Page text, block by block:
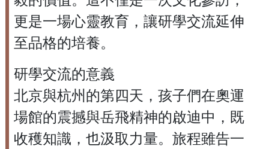
更是一場心靈教育，讓研學交流延伸
至品格的培養。
研學交流的意義
北京與杭州的第四天，孩子們在奧運
場館的震撼與岳飛精神的啟迪中，既
收穫知識，也汲取力量。旅程雖告一